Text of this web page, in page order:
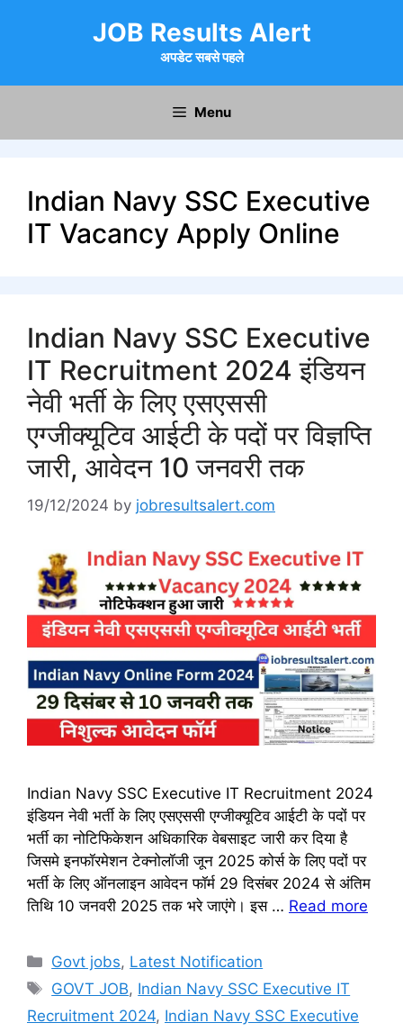
JOB Results Alert
अपडेट सबसे पहले
Menu
Indian Navy SSC Executive
IT Vacancy Apply Online
Indian Navy SSC Executive
IT Recruitment 2024 इंडियन
नेवी भर्ती के लिए एसएससी
एग्जीक्यूटिव आईटी के पदों पर विज्ञप्ति
जारी, आवेदन 10 जनवरी तक
19/12/2024 by jobresultsalert.com
Indian Navy SSC Executive IT Recruitment 2024
इंडियन नेवी भर्ती के लिए एसएससी एग्जीक्यूटिव आईटी के पदों पर
भर्ती का नोटिफिकेशन अधिकारिक वेबसाइट जारी कर दिया है
जिसमे इनफॉरमेशन टेक्नोलॉजी जून 2025 कोर्स के लिए पदों पर
भर्ती के लिए ऑनलाइन आवेदन फॉर्म 29 दिसंबर 2024 से अंतिम
तिथि 10 जनवरी 2025 तक भरे जाएंगे। इस … Read more
Categories
Govt jobs, Latest Notification
Tags
GOVT JOB, Indian Navy SSC Executive IT
Recruitment 2024, Indian Navy SSC Executive